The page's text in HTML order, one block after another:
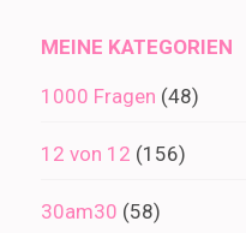
MEINE KATEGORIEN
1000 Fragen (48)
12 von 12 (156)
30am30 (58)